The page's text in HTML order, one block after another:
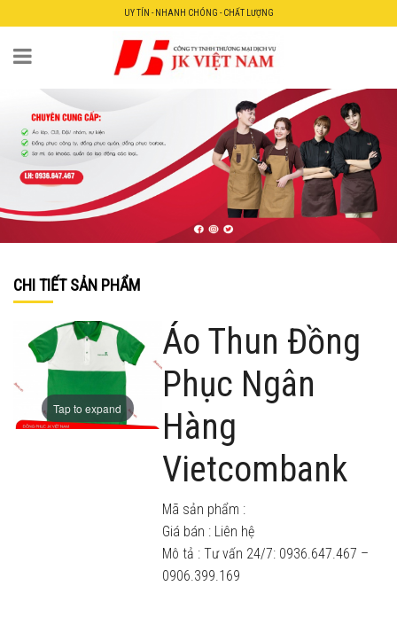
UY TÍN - NHANH CHÓNG - CHẤT LƯỢNG
CHI TIẾT SẢN PHẨM
Tap to expand
Áo Thun Đồng
Phục Ngân
Hàng
Vietcombank
Mã sản phẩm :
Giá bán : Liên hệ
Mô tả : Tư vấn 24/7: 0936.647.467 –
0906.399.169